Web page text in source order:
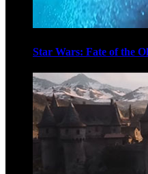
Star Wars: Fate of the